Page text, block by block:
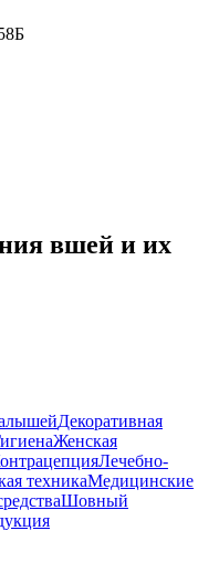
вшей и их
Декоративная
Женская
Лечебно-
техникаМедицинские
Шовный